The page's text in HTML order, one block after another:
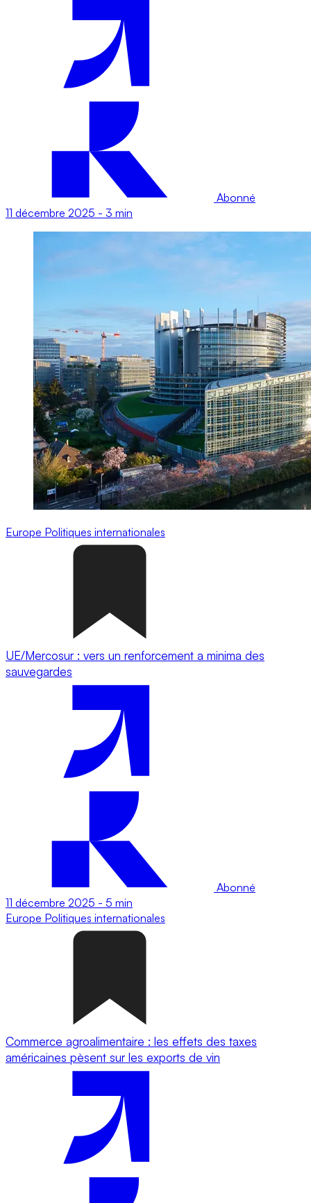
Abonné
11 décembre 2025 - 3 min
Europe Politiques internationales
UE/Mercosur : vers un renforcement a minima des
sauvegardes
Abonné
11 décembre 2025 - 5 min
Europe Politiques internationales
Commerce agroalimentaire : les effets des taxes
américaines pèsent sur les exports de vin